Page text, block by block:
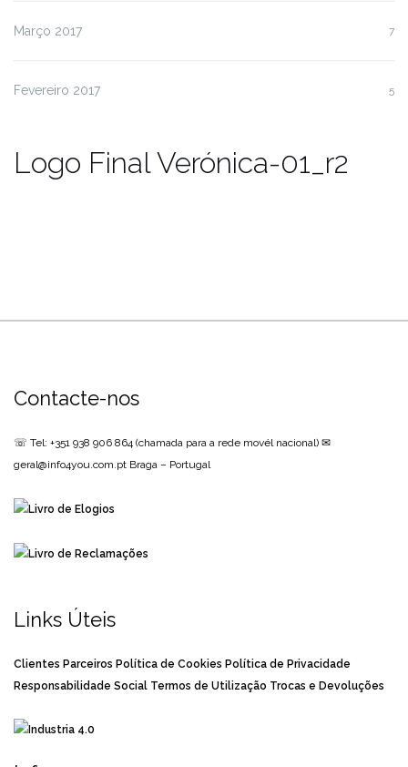
Março 2017 7
Fevereiro 2017 5
Logo Final Verónica-01_r2
Contacte-nos
☏ Tel: +351 938 906 864 (chamada para a rede movél nacional) ✉
geral@info4you.com.pt Braga – Portugal
Links Úteis
Clientes Parceiros Política de Cookies Política de Privacidade
Responsabilidade Social Termos de Utilização Trocas e Devoluções